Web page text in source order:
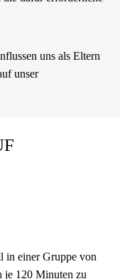
uns als Eltern
unser
in einer Gruppe von
je 120 Minuten zu